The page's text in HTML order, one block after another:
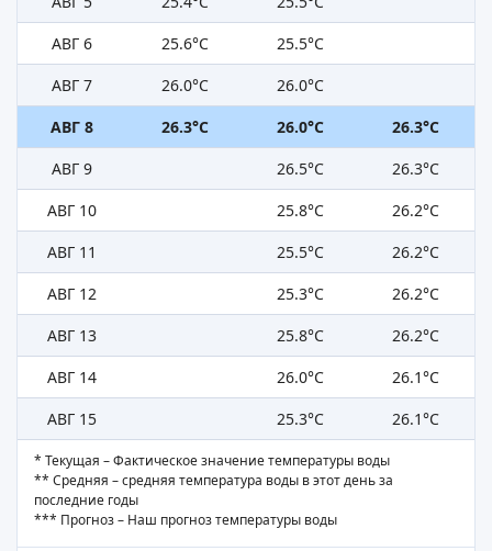
АВГ 6
25.6°C
25.5°C
АВГ 7
26.0°C
26.0°C
АВГ 8
26.3°C 26.0°C
26.3°C
АВГ 9
26.5°C
26.3°C
АВГ 10
25.8°C
26.2°C
АВГ 11
25.5°C
26.2°C
АВГ 12
25.3°C
26.2°C
АВГ 13
25.8°C
26.2°C
АВГ 14
26.0°C
26.1°C
АВГ 15
25.3°C 26.1°C
* Текущая – Фактическое значение температуры воды
** Средняя – средняя температура воды в этот день за
последние годы
*** Прогноз – Наш прогноз температуры воды